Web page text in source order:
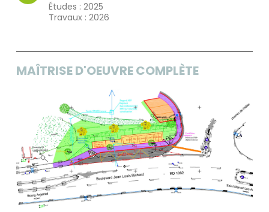
MAÎTRISE D'OEUVRE COMPLÈTE
Études : 2025
Travaux : 2026